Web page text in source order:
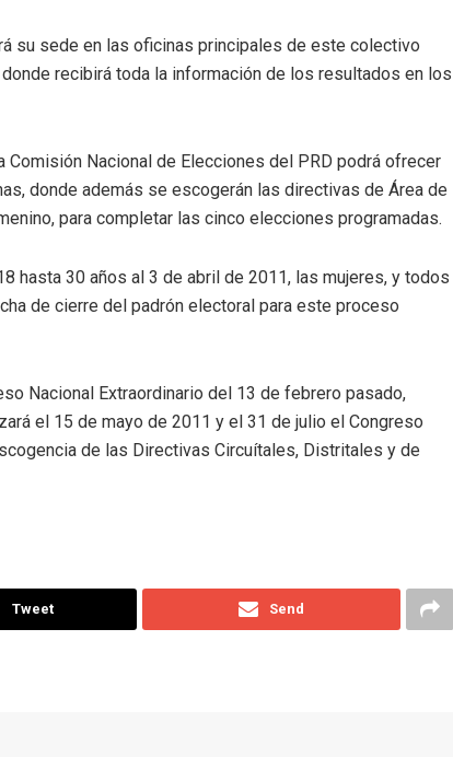
su sede en las oficinas principales de este colectivo
recibirá toda la información de los resultados en los
Comisión Nacional de Elecciones del PRD podrá ofrecer
donde además se escogerán las directivas de Área de
para completar las cinco elecciones programadas.
hasta 30 años al 3 de abril de 2011, las mujeres, y todos
de cierre del padrón electoral para este proceso
Nacional Extraordinario del 13 de febrero pasado,
el 15 de mayo de 2011 y el 31 de julio el Congreso
de las Directivas Circuítales, Distritales y de
Tweet Send